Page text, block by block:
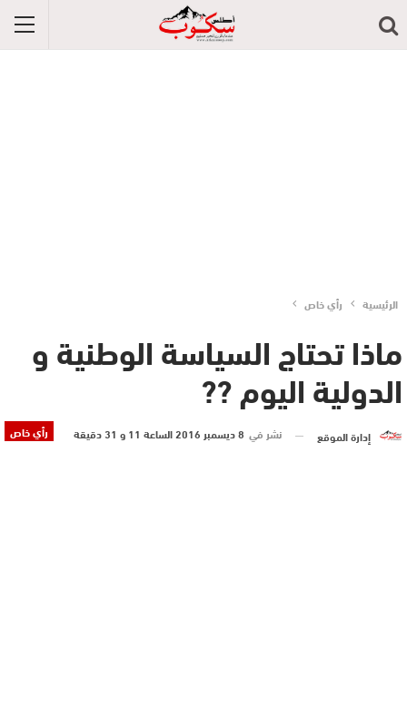
الرئيسية رأي خاص
ماذا تحتاج السياسة الوطنية و
الدولية اليوم ??
رأي خاص إدارة الموقع نشر في 8 ديسمبر 2016 الساعة 11 و 31 دقيقة